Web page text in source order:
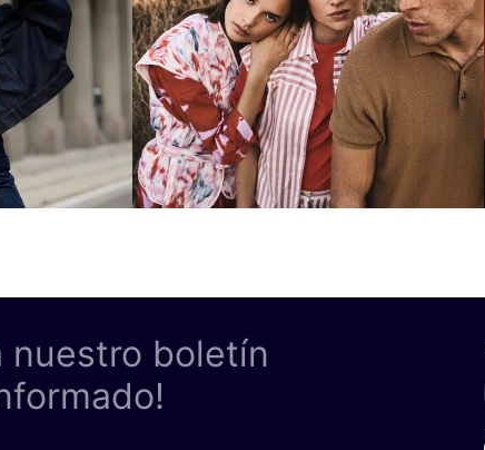
nuestro boletín